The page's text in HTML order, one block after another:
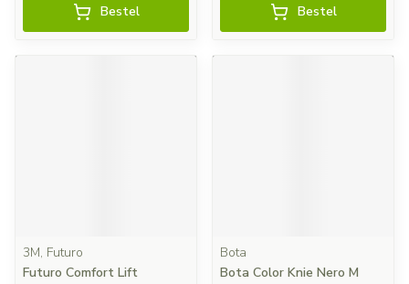
Bestel Bestel
3M, Futuro
Futuro Comfort Lift
Bota
Bota Color Knie Nero M